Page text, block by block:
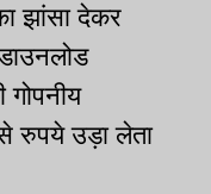
झांसा देकर
गोपनीय
रुपये उड़ा लेता